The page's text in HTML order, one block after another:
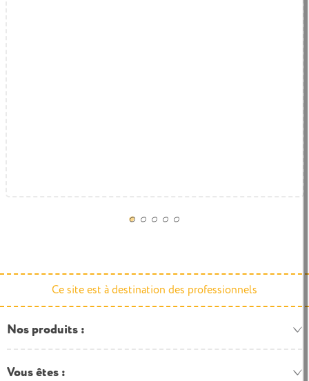
Ce site est à destination des professionnels
Nos produits
Vous êtes